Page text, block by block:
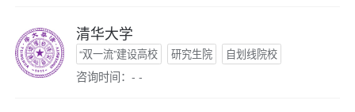
清华大学
“双一流”建设高校 研究生院 自划线院校
咨询时间：- -